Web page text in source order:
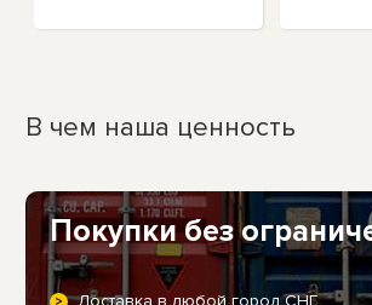
В чем наша ценность
Покупки без
Доставка в любой город СНГ